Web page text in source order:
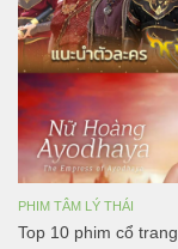
PHIM TÂM LÝ THÁI
Top 10 phim cổ